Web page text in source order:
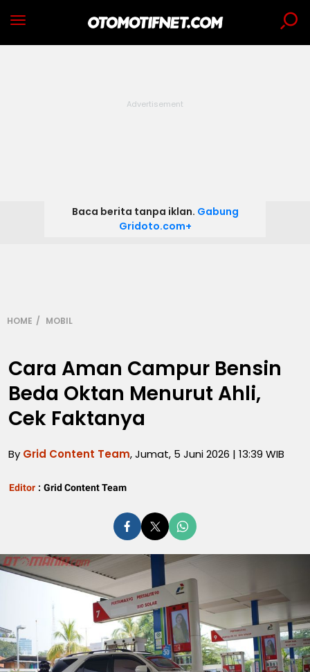
Baca berita tanpa iklan. Gabung
Gridoto.com+
HOME MOBIL
Cara Aman Campur Bensin
Beda Oktan Menurut Ahli,
Cek Faktanya
By Grid Content Team, Jumat, 5 Juni 2026 | 13:39 WIB
Editor : Grid Content Team